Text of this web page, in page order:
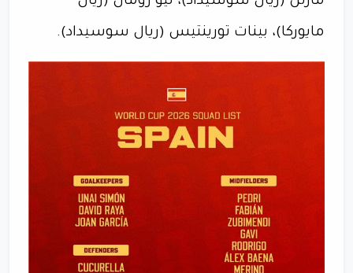
مايوركا)، بينات تورينتيس (ريال سوسيداد).